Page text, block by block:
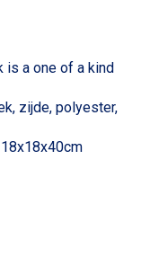
is a one of a kind
zijde, polyester,